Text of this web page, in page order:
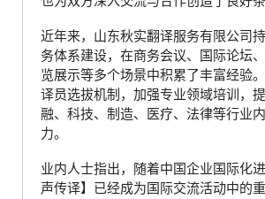
近年来，山东秋实翻译服务有限公司
务体系建设，在商务会议、国际论坛
览展示等多个场景中积累了丰富经验
译员选拔机制，加强专业领域培训，
融、科技、制造、医疗、法律等行业
力。
业内人士指出，随着中国企业国际化
声传译】已经成为国际交流活动中的